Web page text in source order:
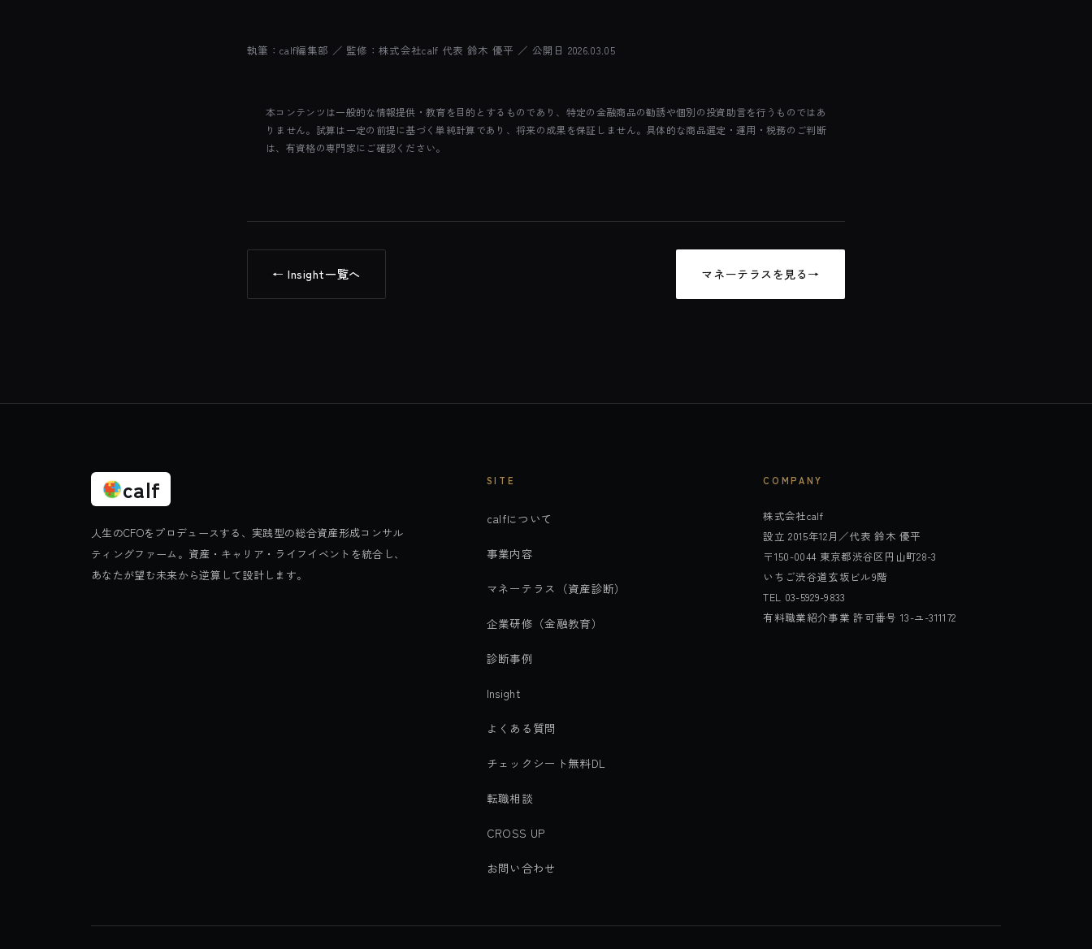
執筆：calf編集部 ／ 監修：株式会社calf 代表 鈴木 優平 ／ 公開日 2026.03.05
本コンテンツは一般的な情報提供・教育を目的とするものであり、特定の金融商品の勧誘や個別の投資助言を行うものではあ
りません。試算は一定の前提に基づく単純計算であり、将来の成果を保証しません。具体的な商品選定・運用・税務のご判断
は、有資格の専門家にご確認ください。
← Insight一覧へ マネーテラスを見る →
calf
人生のCFOをプロデュースする、実践型の総合資産形成コンサル
ティングファーム。資産・キャリア・ライフイベントを統合し、
あなたが望む未来から逆算して設計します。
SITE
calfについて
事業内容
マネーテラス（資産診断）
企業研修（金融教育）
診断事例
Insight
よくある質問
チェックシート無料DL
転職相談
CROSS UP
お問い合わせ
COMPANY
株式会社calf
設立 2015年12月／代表 鈴木 優平
〒150-0044 東京都渋谷区円山町28-3
いちご渋谷道玄坂ビル9階
TEL 03-5929-9833
有料職業紹介事業 許可番号 13-ユ-311172